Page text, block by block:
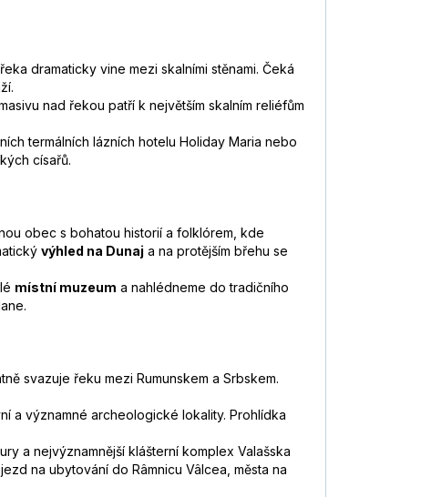
řeka dramaticky vine mezi skalními stěnami. Čeká
nad řekou patří k největším skalním reliéfům
termálních lázních hotelu Holiday Maria nebo
císařů.
obec s bohatou historií a folklórem, kde
výhled na Dunaj a na protějším břehu se
místní muzeum a nahlédneme do tradičního
svazuje řeku mezi Rumunskem a Srbskem.
a významné archeologické lokality. Prohlídka
a nejvýznamnější klášterní komplex Valašska
na ubytování do Râmnicu Vâlcea, města na